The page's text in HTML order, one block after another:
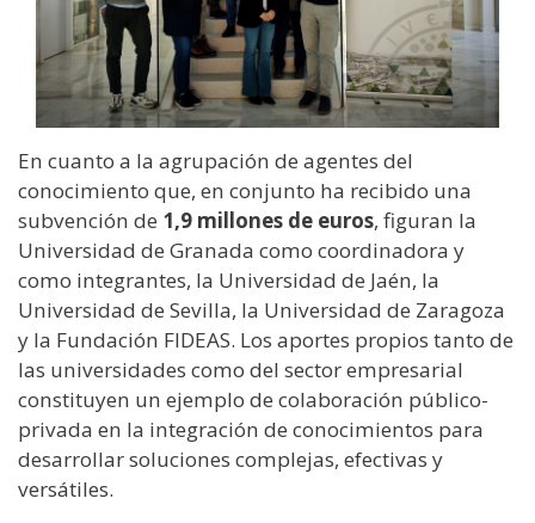
En cuanto a la agrupación de agentes del
conocimiento que, en conjunto ha recibido una
subvención de 1,9 millones de euros, figuran la
Universidad de Granada como coordinadora y
como integrantes, la Universidad de Jaén, la
Universidad de Sevilla, la Universidad de Zaragoza
y la Fundación FIDEAS. Los aportes propios tanto de
las universidades como del sector empresarial
constituyen un ejemplo de colaboración público-
privada en la integración de conocimientos para
desarrollar soluciones complejas, efectivas y
versátiles.